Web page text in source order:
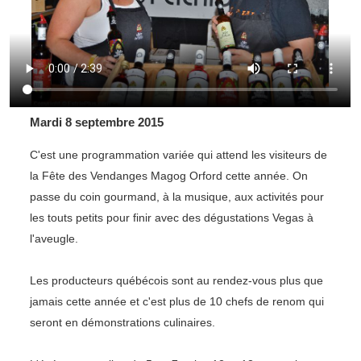
Mardi 8 septembre 2015
C'est une programmation variée qui attend les visiteurs de
la Fête des Vendanges Magog Orford cette année. On
passe du coin gourmand, à la musique, aux activités pour
les touts petits pour finir avec des dégustations Vegas à
l'aveugle.
Les producteurs québécois sont au rendez-vous plus que
jamais cette année et c'est plus de 10 chefs de renom qui
seront en démonstrations culinaires.